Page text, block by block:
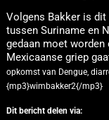
Volgens Bakker is
tussen Suriname en
gedaan moet
Mexicaanse griep
opkomst van Dengue,
{mp3}wimbakker2{/mp3}
Dit bericht delen via: